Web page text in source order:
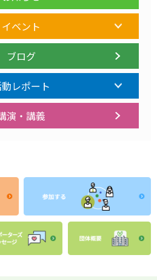
イベント
ブログ
レポート
演・講義